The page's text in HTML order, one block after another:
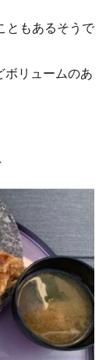
ともあるそうで
ボリュームのあ